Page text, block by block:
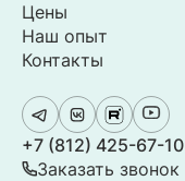
Цены
Наш опыт
Контакты
+7 (812) 425-67-10
Заказать звонок